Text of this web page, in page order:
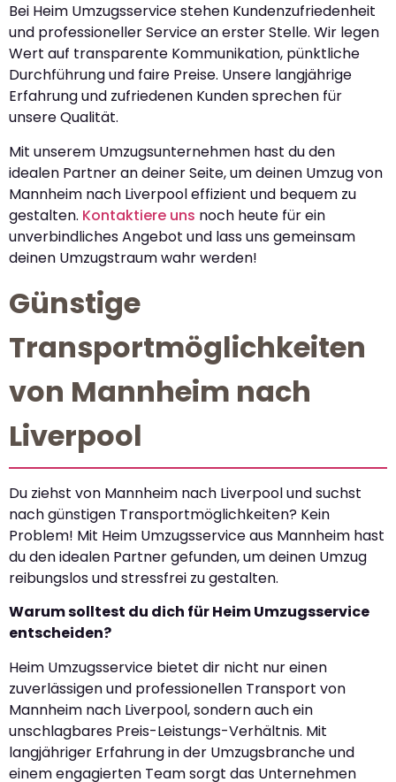
Bei Heim Umzugsservice stehen Kundenzufriedenheit
und professioneller Service an erster Stelle. Wir legen
Wert auf transparente Kommunikation, pünktliche
Durchführung und faire Preise. Unsere langjährige
Erfahrung und zufriedenen Kunden sprechen für
unsere Qualität.
Mit unserem Umzugsunternehmen hast du den
idealen Partner an deiner Seite, um deinen Umzug von
Mannheim nach Liverpool effizient und bequem zu
gestalten. Kontaktiere uns noch heute für ein
unverbindliches Angebot und lass uns gemeinsam
deinen Umzugstraum wahr werden!
Günstige
Transportmöglichkeiten
von Mannheim nach
Liverpool
Du ziehst von Mannheim nach Liverpool und suchst
nach günstigen Transportmöglichkeiten? Kein
Problem! Mit Heim Umzugsservice aus Mannheim hast
du den idealen Partner gefunden, um deinen Umzug
reibungslos und stressfrei zu gestalten.
Warum solltest du dich für Heim Umzugsservice
entscheiden?
Heim Umzugsservice bietet dir nicht nur einen
zuverlässigen und professionellen Transport von
Mannheim nach Liverpool, sondern auch ein
unschlagbares Preis-Leistungs-Verhältnis. Mit
langjähriger Erfahrung in der Umzugsbranche und
einem engagierten Team sorgt das Unternehmen